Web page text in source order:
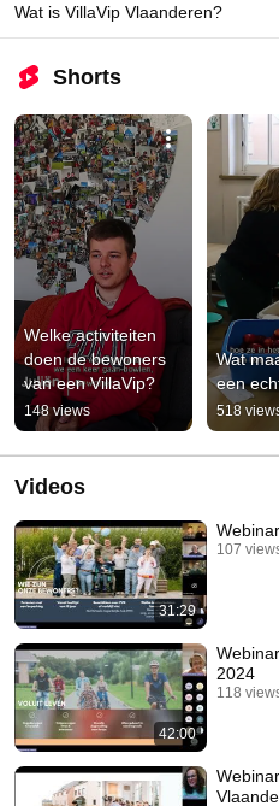
Wat is VillaVip Vlaanderen?
Shorts
Welke activiteiten
doen de bewoners
van een VillaVip?
148 views
Wat
een
518
Videos
31:29
107
42:00
2024
118
Vlaanderen